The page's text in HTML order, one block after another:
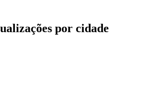
por cidade